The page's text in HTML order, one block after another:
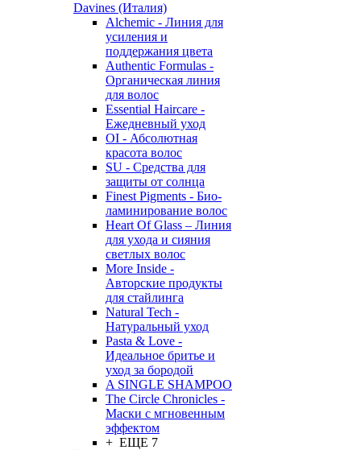
Davines (Италия)
Alchemic - Линия для
усиления и
поддержания цвета
Authentic Formulas -
Органическая линия
для волос
Essential Haircare -
Eжедневный уход
OI - Абсолютная
красота волос
SU - Средства для
защиты от солнца
Finest Pigments - Био-
ламинирование волос
Heart Of Glass – Линия
для ухода и сияния
светлых волос
More Inside -
Авторские продукты
для стайлинга
Natural Tech -
Натуральный уход
Pasta & Love -
Идеальное бритье и
уход за бородой
A SINGLE SHAMPOO
The Circle Chronicles -
Маски с мгновенным
эффектом
+ ЕЩЕ 7